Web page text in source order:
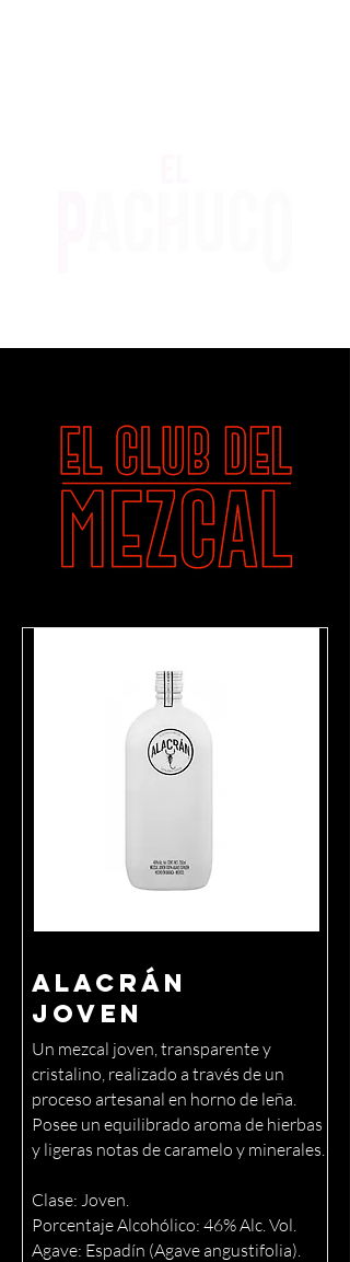
Alacrán
Joven
Un mezcal joven, transparente y
cristalino, realizado a través de un
proceso artesanal en horno de leña.
Posee un equilibrado aroma de hierbas
y ligeras notas de caramelo y minerales.
Clase: Joven.
Porcentaje Alcohólico: 46% Alc. Vol.
Agave: Espadín (Agave angustifolia).